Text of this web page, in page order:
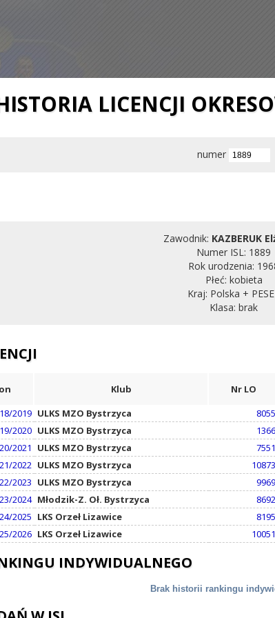
LICENCJI
numer
Zawodnik: KAZBERUK
Numer ISL: 1889
Rok urodzenia:
Płeć: kobieta
Kraj: Polska +
Klasa: brak
Klub Nr LO
2019 ULKS MZO Bystrzyca 8055
2020 ULKS MZO Bystrzyca 1366
2021 ULKS MZO Bystrzyca 7551
2022 ULKS MZO Bystrzyca 10873
2023 ULKS MZO Bystrzyca 9969
2024 Młodzik-Z. Oł. Bystrzyca 8692
2025 LKS Orzeł Lizawice 8195
2026 LKS Orzeł Lizawice 10051
INDYWIDUALNEGO
Brak historii rankingu